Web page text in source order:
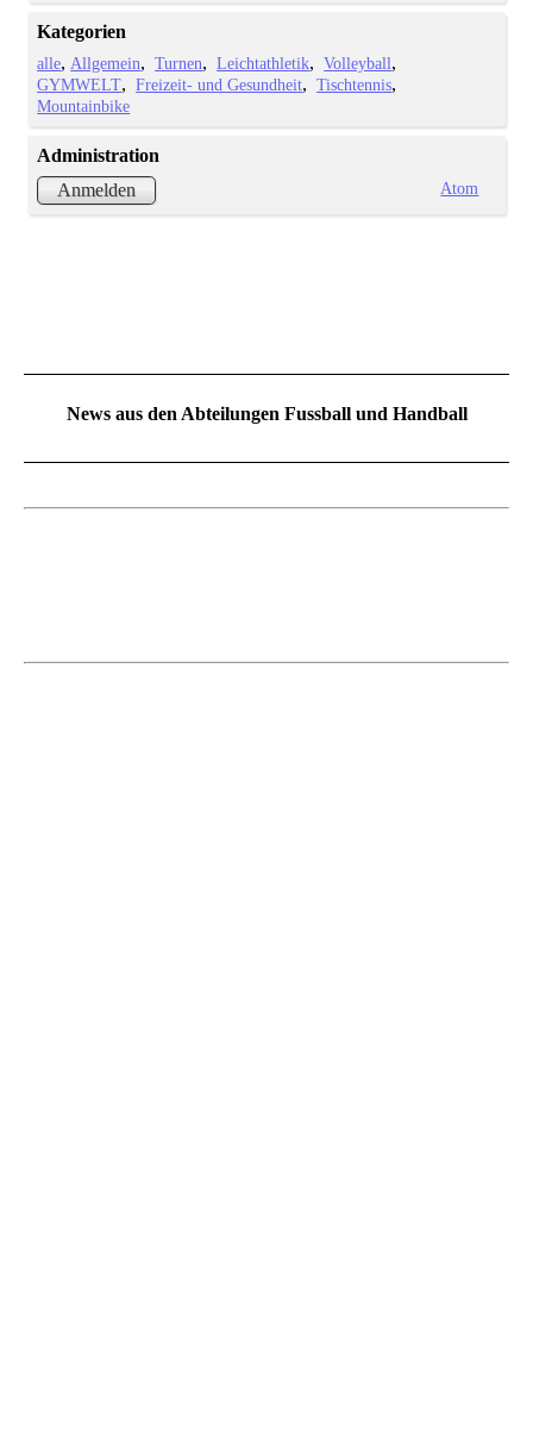
Kategorien
alle Allgemein Turnen Leichtathletik
Volleyball
GYMWELT
Freizeit- und Gesundheit
Tischtennis
Mountainbike
Administration
Anmelden
Atom
News aus den Abteilungen Fussball und Handball